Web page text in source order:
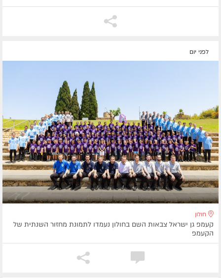
לפני יום
חולון
קעמפ גן ישראל צבאות השם בחולון נעמדו לתמונת מחזור השנתית של
הקעמפ